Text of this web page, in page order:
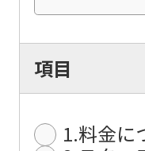
項目
1.料金に